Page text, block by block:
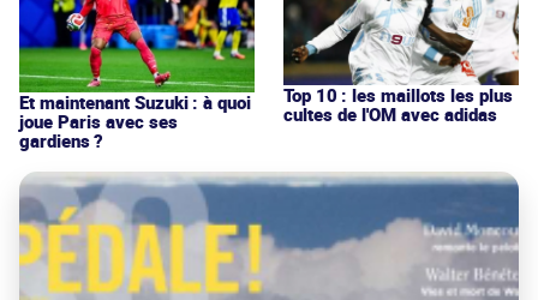
Et maintenant Suzuki : à quoi
joue Paris avec ses
gardiens ?
Top 10 : les maillots les plus
cultes de l'OM avec adidas